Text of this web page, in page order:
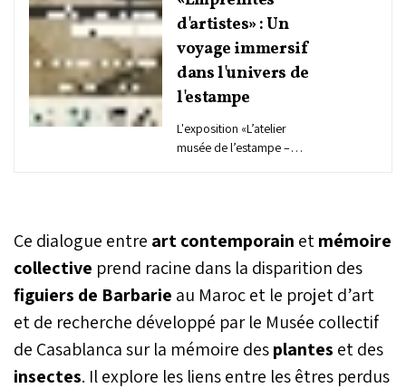
d'artistes» : Un
voyage immersif
dans l'univers de
l'estampe
L'exposition «L’atelier
musée de l’estampe –
des techniques d'estampe
dans un cadre de
résidence à Casablanca et
Rabat.
Ce dialogue entre art contemporain etmémoire
collective prend racine dans la disparition des
figuiers de Barbarie au Maroc et le projet d’art
et de recherche développé par le Musée collectif
de Casablanca sur la mémoire desplantes et des
insectes. Il explore les liens entre les êtres perdus